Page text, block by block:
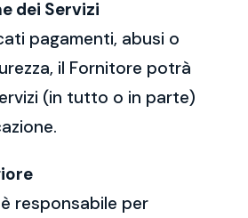
dei Servizi
pagamenti, abusi o
il Fornitore potrà
(in tutto o in parte)
responsabile per